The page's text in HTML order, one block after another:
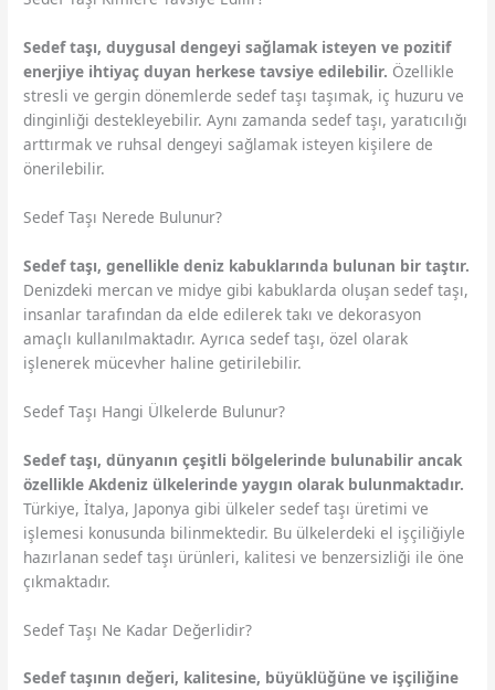
Sedef taşı, duygusal dengeyi sağlamak isteyen ve pozitif
enerjiye ihtiyaç duyan herkese tavsiye edilebilir. Özellikle
stresli ve gergin dönemlerde sedef taşı taşımak, iç huzuru ve
dinginliği destekleyebilir. Aynı zamanda sedef taşı, yaratıcılığı
arttırmak ve ruhsal dengeyi sağlamak isteyen kişilere de
önerilebilir.
Sedef Taşı Nerede Bulunur?
Sedef taşı, genellikle deniz kabuklarında bulunan bir taştır.
Denizdeki mercan ve midye gibi kabuklarda oluşan sedef taşı,
insanlar tarafından da elde edilerek takı ve dekorasyon
amaçlı kullanılmaktadır. Ayrıca sedef taşı, özel olarak
işlenerek mücevher haline getirilebilir.
Sedef Taşı Hangi Ülkelerde Bulunur?
Sedef taşı, dünyanın çeşitli bölgelerinde bulunabilir ancak
özellikle Akdeniz ülkelerinde yaygın olarak bulunmaktadır.
Türkiye, İtalya, Japonya gibi ülkeler sedef taşı üretimi ve
işlemesi konusunda bilinmektedir. Bu ülkelerdeki el işçiliğiyle
hazırlanan sedef taşı ürünleri, kalitesi ve benzersizliği ile öne
çıkmaktadır.
Sedef Taşı Ne Kadar Değerlidir?
Sedef taşının değeri, kalitesine, büyüklüğüne ve işçiliğine